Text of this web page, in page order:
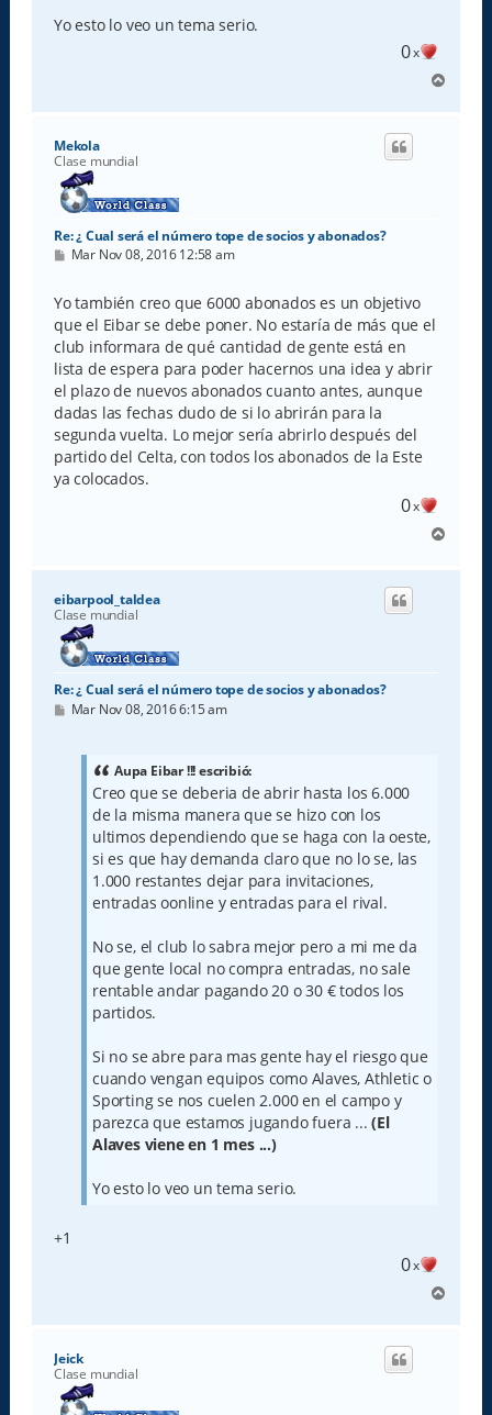
Yo esto lo veo un tema serio.
0x
r
Mekola
Clase mundial
Re: ¿ Cual será el número tope de socios y abonados?
M
s
a
j
e
Mar Nov 08, 2016 12:58 am
Yo también creo que 6000 abonados es un objetivo
que el Eibar se debe poner. No estaría de más que el
club informara de qué cantidad de gente está en
lista de espera para poder hacernos una idea y abrir
el plazo de nuevos abonados cuanto antes, aunque
dadas las fechas dudo de si lo abrirán para la
segunda vuelta. Lo mejor sería abrirlo después del
partido del Celta, con todos los abonados de la Este
ya colocados.
0x
r
eibarpool_taldea
Clase mundial
Re: ¿ Cual será el número tope de socios y abonados?
M
Mar Nov 08, 2016 6:15 am
Aupa Eibar !!! escribió:
Creo que se deberia de abrir hasta los 6.000
de la misma manera que se hizo con los
ultimos dependiendo que se haga con la oeste,
si es que hay demanda claro que no lo se, las
1.000 restantes dejar para invitaciones,
entradas oonline y entradas para el rival.
No se, el club lo sabra mejor pero a mi me da
que gente local no compra entradas, no sale
rentable andar pagando 20 o 30 € todos los
partidos.
Si no se abre para mas gente hay el riesgo que
cuando vengan equipos como Alaves, Athletic o
Sporting se nos cuelen 2.000 en el campo y
parezca que estamos jugando fuera ...(El
Alaves viene en 1 mes ...)
Yo esto lo veo un tema serio.
+1
0x
r
Jeick
Clase mundial